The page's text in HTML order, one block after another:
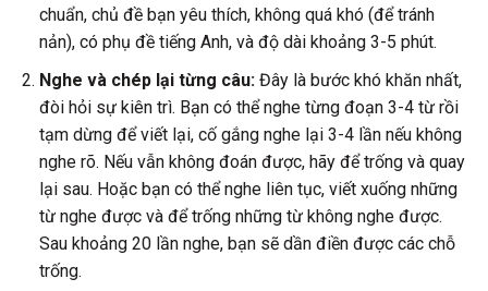
chuẩn, chủ đề bạn yêu thích, không quá khó (để tránh
nản), có phụ đề tiếng Anh, và độ dài khoảng 3-5 phút.
Nghe và chép lại từng câu:Đây là bước khó khăn nhất,
đòi hỏi sự kiên trì. Bạn có thể nghe từng đoạn 3-4 từ rồi
tạm dừng để viết lại, cố gắng nghe lại 3-4 lần nếu không
nghe rõ. Nếu vẫn không đoán được, hãy để trống và quay
lại sau. Hoặc bạn có thể nghe liên tục, viết xuống những
từ nghe được và để trống những từ không nghe được.
Sau khoảng 20 lần nghe, bạn sẽ dần điền được các chỗ
trống.